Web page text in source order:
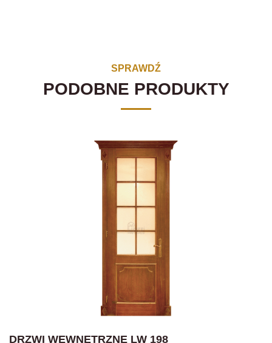
SPRAWDŹ
PODOBNE PRODUKTY
DRZWI WEWNĘTRZNE LW 198